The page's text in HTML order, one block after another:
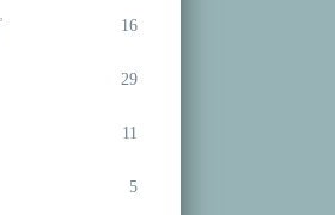
16
29
11
5